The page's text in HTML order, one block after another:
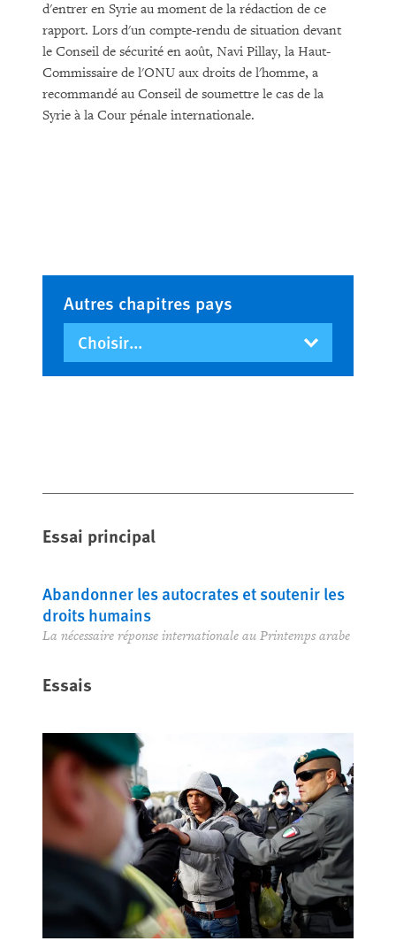
Essai principal
Abandonner les autocrates et soutenir les
droits humains
La nécessaire réponse internationale au Printemps arabe
Essais
d'entrer en Syrie au moment de la rédaction de ce
rapport. Lors d'un compte-rendu de situation devant
le Conseil de sécurité en août, Navi Pillay, la Haut-
Commissaire de l'ONU aux droits de l'homme, a
recommandé au Conseil de soumettre le cas de la
Syrie à la Cour pénale internationale.
Autres chapitres pays